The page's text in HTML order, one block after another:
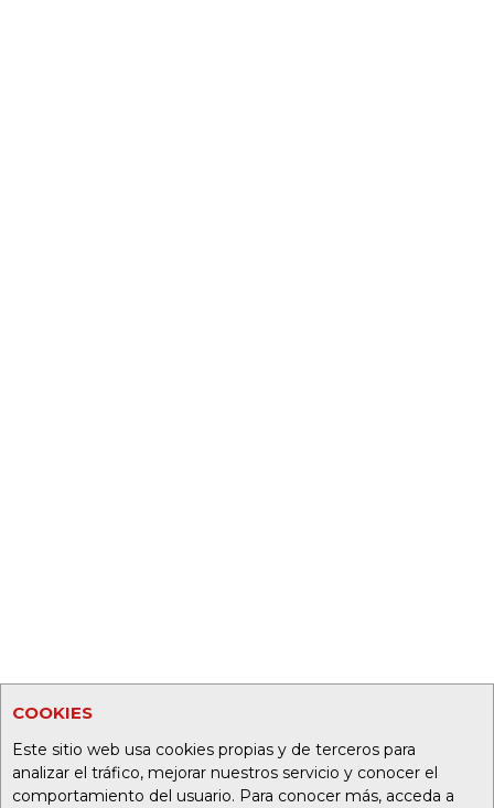
COOKIES
Este sitio web usa cookies propias y de terceros para
analizar el tráfico, mejorar nuestros servicio y conocer el
comportamiento del usuario. Para conocer más, acceda a